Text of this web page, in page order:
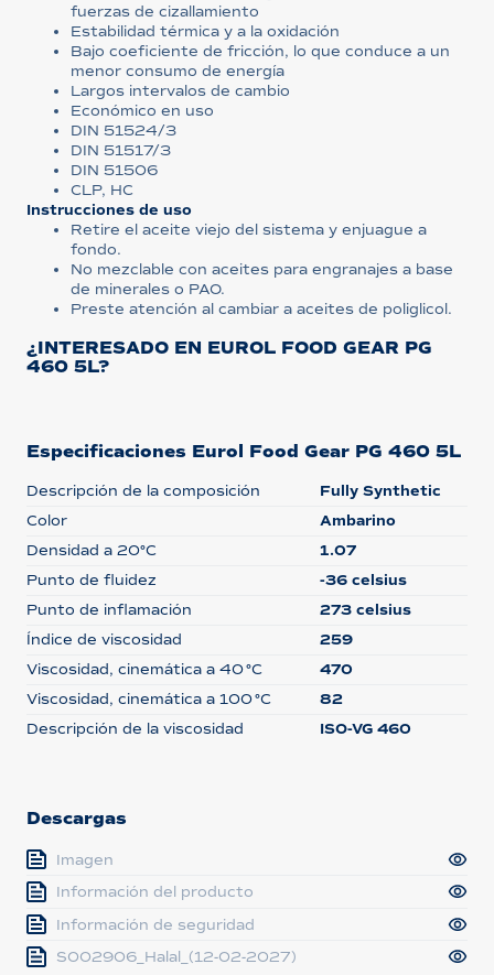
fuerzas de cizallamiento
Estabilidad térmica y a la oxidación
Bajo coeficiente de fricción, lo que conduce a un
menor consumo de energía
Largos intervalos de cambio
Económico en uso
DIN 51524/3
DIN 51517/3
DIN 51506
CLP, HC
Instrucciones de uso
Retire el aceite viejo del sistema y enjuague a
fondo.
No mezclable con aceites para engranajes a base
de minerales o PAO.
Preste atención al cambiar a aceites de poliglicol.
¿INTERESADO EN EUROL FOOD GEAR PG
460 5L?
Especificaciones Eurol Food Gear PG 460 5L
Descripción de la composición
Fully Synthetic
Color
Ambarino
Densidad a 20°C
1.07
Punto de fluidez
-36 celsius
Punto de inflamación
273 celsius
Índice de viscosidad
259
Viscosidad, cinemática a 40 °C
470
Viscosidad, cinemática a 100 °C
82
Descripción de la viscosidad
ISO-VG 460
Descargas
Imagen
Información del producto
Información de seguridad
S002906_Halal_(12-02-2027)